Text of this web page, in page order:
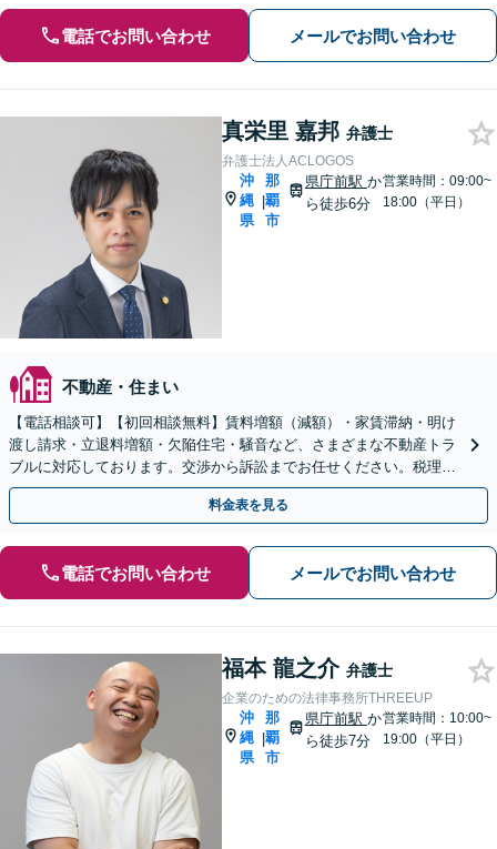
電話でお問い合わせ メールでお問い合わせ
真栄里 嘉邦 弁護士
弁護士法人ACLOGOS
沖
縄
県
|
那
覇
市
県庁前駅 か
ら徒歩6分
営業時間：09:00~
18:00（平日）
不動産・住まい
【電話相談可】【初回相談無料】賃料増額（減額）・家賃滞納・明け
渡し請求・立退料増額・欠陥住宅・騒音など、さまざまな不動産トラ
ブルに対応しております。交渉から訴訟までお任せください。税理士
も在籍しております【県庁南口1分】【WEB面談可】
料金表を見る
電話でお問い合わせ メールでお問い合わせ
福本 龍之介 弁護士
企業のための法律事務所THREEUP
沖
縄
県
|
那
覇
市
県庁前駅 か
ら徒歩7分
営業時間：10:00~
19:00（平日）